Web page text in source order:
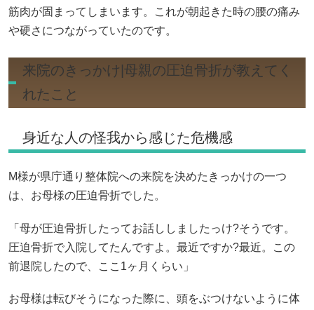
筋肉が固まってしまいます。これが朝起きた時の腰の痛み
や硬さにつながっていたのです。
来院のきっかけ|母親の圧迫骨折が教えてく
れたこと
身近な人の怪我から感じた危機感
M様が県庁通り整体院への来院を決めたきっかけの一つ
は、お母様の圧迫骨折でした。
「母が圧迫骨折したってお話ししましたっけ?そうです。
圧迫骨折で入院してたんですよ。最近ですか?最近。この
前退院したので、ここ1ヶ月くらい」
お母様は転びそうになった際に、頭をぶつけないように体